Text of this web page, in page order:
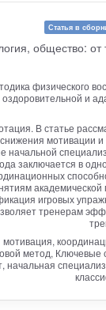
Статья в
общество: от
физического
оздоровительной и
В статье
снижения мотивации
начальной
заключается в
игровых
тренерам
мотивация,
метод, Ключевые
начальная